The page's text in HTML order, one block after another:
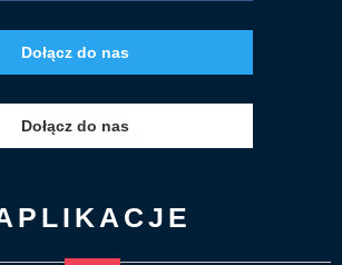
Dołącz do nas
Dołącz do nas